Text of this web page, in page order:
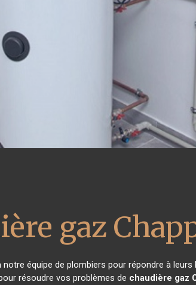
gaz
équipe de plombiers pour répondre à leurs
résoudre vos problèmes de chaudière gaz